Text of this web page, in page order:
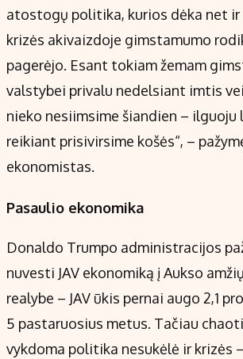
atostogų politika, kurios dėka net ir
krizės akivaizdoje gimstamumo
pagerėjo. Esant tokiam žemam
valstybei privalu nedelsiant imtis
nieko nesiimsime šiandien –
reikiant prisivirsime košės“, –
ekonomistas.
Pasaulio ekonomika
Donaldo Trumpo administracijos
nuvesti JAV ekonomiką į Aukso
realybe – JAV ūkis pernai augo 2,1
5 pastaruosius metus. Tačiau
vykdoma politika nesukėlė ir krizės